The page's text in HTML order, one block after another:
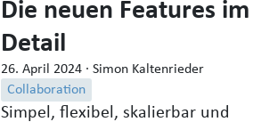
Die neuen Features im
Detail
26. April 2024 · Simon Kaltenrieder
Collaboration
Simpel, flexibel, skalierbar und